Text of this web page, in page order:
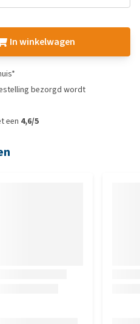
In winkelwagen
bezorgd wordt
een 4,6/5